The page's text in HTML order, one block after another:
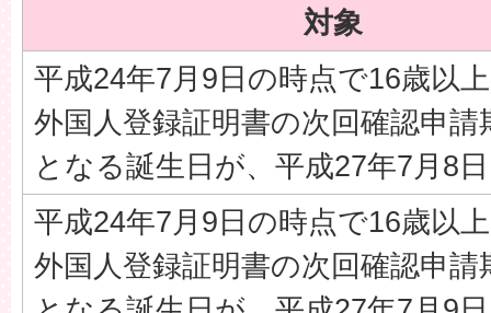
対象
平成24年7月9日の時点で16歳以
外国人登録証明書の次回確認申請
となる誕生日が、平成27年7月8
平成24年7月9日の時点で16歳以
外国人登録証明書の次回確認申請